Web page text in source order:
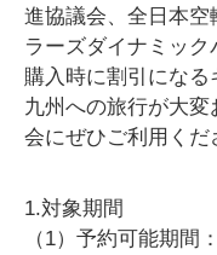
進協議会、全日本
ラーズダイナミック
購入時に割引になる
九州への旅行が大
会にぜひご利用くだ
1.対象期間
（1）予約可能期間